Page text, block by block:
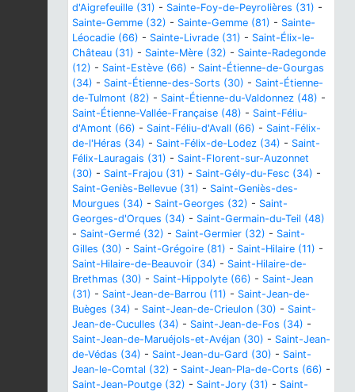
d'Aigrefeuille (31) - Sainte-Foy-de-Peyrolières (31) -
Sainte-Gemme (32) - Sainte-Gemme (81) - Sainte-
Léocadie (66) - Sainte-Livrade (31) - Saint-Élix-le-
Château (31) - Sainte-Mère (32) - Sainte-Radegonde
(12) - Saint-Estève (66) - Saint-Étienne-de-Gourgas
(34) - Saint-Étienne-des-Sorts (30) - Saint-Étienne-
de-Tulmont (82) - Saint-Étienne-du-Valdonnez (48) -
Saint-Étienne-Vallée-Française (48) - Saint-Féliu-
d'Amont (66) - Saint-Féliu-d'Avall (66) - Saint-Félix-
de-l'Héras (34) - Saint-Félix-de-Lodez (34) - Saint-
Félix-Lauragais (31) - Saint-Florent-sur-Auzonnet
(30) - Saint-Frajou (31) - Saint-Gély-du-Fesc (34) -
Saint-Geniès-Bellevue (31) - Saint-Geniès-des-
Mourgues (34) - Saint-Georges (32) - Saint-
Georges-d'Orques (34) - Saint-Germain-du-Teil (48)
- Saint-Germé (32) - Saint-Germier (32) - Saint-
Gilles (30) - Saint-Grégoire (81) - Saint-Hilaire (11) -
Saint-Hilaire-de-Beauvoir (34) - Saint-Hilaire-de-
Brethmas (30) - Saint-Hippolyte (66) - Saint-Jean
(31) - Saint-Jean-de-Barrou (11) - Saint-Jean-de-
Buèges (34) - Saint-Jean-de-Crieulon (30) - Saint-
Jean-de-Cuculles (34) - Saint-Jean-de-Fos (34) -
Saint-Jean-de-Maruéjols-et-Avéjan (30) - Saint-Jean-
de-Védas (34) - Saint-Jean-du-Gard (30) - Saint-
Jean-le-Comtal (32) - Saint-Jean-Pla-de-Corts (66) -
Saint-Jean-Poutge (32) - Saint-Jory (31) - Saint-